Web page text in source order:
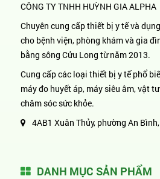
CÔNG TY TNHH HUỲNH GIA ALPHA
Chuyên cung cấp thiết bị y tế và
cho bệnh viện, phòng khám và gia
bằng sông Cửu Long từ năm 2013.
Cung cấp các loại thiết bị y tế phổ
máy đo huyết áp, máy siêu âm, vật
chăm sóc sức khỏe.
4AB1 Xuân Thủy, phường An
DANH MỤC SẢN PHẨM